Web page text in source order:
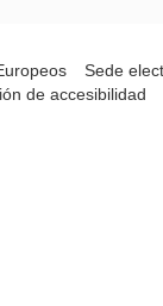
Sede
de accesibilidad